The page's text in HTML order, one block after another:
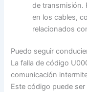
de transmisión.
en los cables,
relacionados
Puedo seguir
La falla de código
comunicación
Este código puede